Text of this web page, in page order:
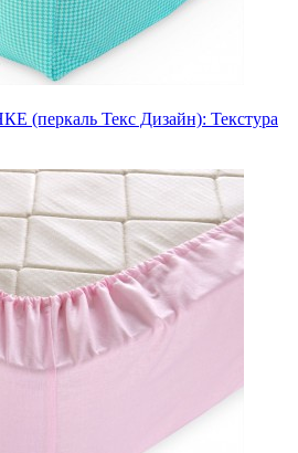
Текс Дизайн): Текстура